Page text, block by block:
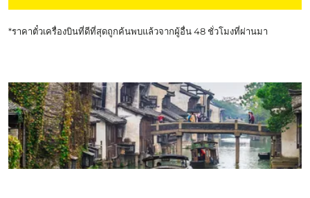
*ราคาตั๋วเครื่องบินที่ดีที่สุดถูกค้นพบแล้วจากผู้อื่น 48 ชั่วโมงที่ผ่านมา